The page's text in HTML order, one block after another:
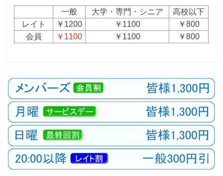
一般 大学・専門・シニア
高校以下
レイト
￥1200 ￥1100
￥800
会員
￥1100 ￥1100 ￥800